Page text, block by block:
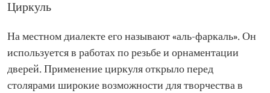
Циркуль
На местном диалекте его называют «аль-фаркаль». Он
используется в работах по резьбе и орнаментации
дверей. Применение циркуля открыло перед
столярами широкие возможности для творчества в